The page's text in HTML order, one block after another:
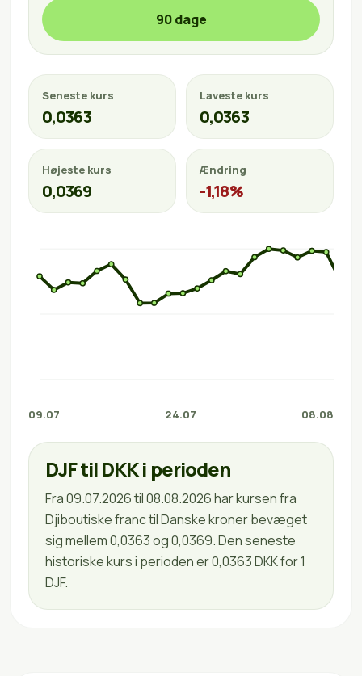
90 dage
Seneste kurs
0,0363
Laveste kurs
0,0363
Højeste kurs
0,0369
Ændring
-1,18%
09.07 24.07 08.08
DJF til DKK i perioden
Fra 09.07.2026 til 08.08.2026 har kursen fra
Djiboutiske franc til Danske kroner bevæget
sig mellem 0,0363 og 0,0369. Den seneste
historiske kurs i perioden er 0,0363 DKK for 1
DJF.